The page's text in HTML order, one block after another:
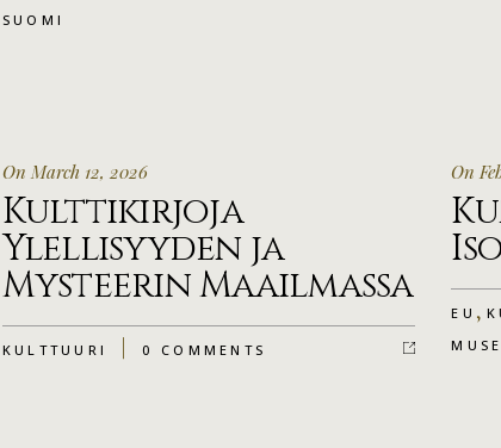
SUOMI
On March 12, 2026
Kulttikirjoja
Ylellisyyden ja
Mysteerin Maailmassa
KULTTUURI 0 COMMENTS
On
EU ,